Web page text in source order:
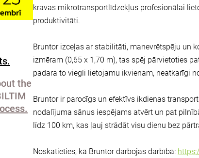
the
kravas mikrotransportlīdzekļus profesionālai
produktivitāti.
Bruntor izceļas ar stabilitāti, manevrētspēju un
izmēram (0,65 x 1,70 m), tas spēj pārvietoties
padara to viegli lietojamu ikvienam, neatkarīgi
Bruntor ir parocīgs un efektīvs ikdienas
nodalījuma sānus iespējams atvērt un pat
līdz 100 km, kas ļauj strādāt visu dienu bez
Noskatieties, kā Bruntor darbojas darbībā: